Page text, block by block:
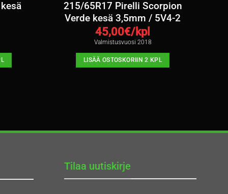
215/65R17 Pirelli Scorpion
Verde kesä 3,5mm / 5V4-2
45,00€/kpl
Valmistusvuosi 2018
LISÄÄ OSTOSKORIIN 2 KPL
Tilaa uutiskirje